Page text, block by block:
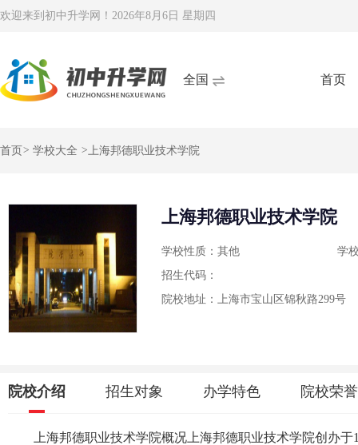
欢迎来到初中升学网！ 2026年8月6日 星期四
全国 首页
首页 > 学校大全 >上海邦德职业技术学院
上海邦德职业技术学院
学校性质：其他
学
招生代码：
院校地址：上海市宝山区锦秋路299号
院校介绍 招生对象 办学特色 院校荣誉
上海邦德职业技术学院概况上海邦德职业技术学院创办于